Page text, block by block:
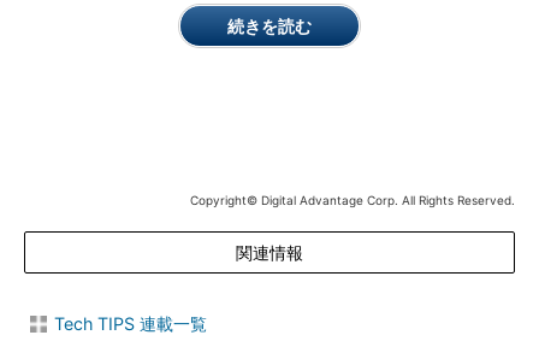
「おなじ」／「くりかえし」／「どう」
■関連リンク
特殊文字・記号や罫線文字の入力一覧表
顔文字を入力するには
続きを読む
Copyright© Digital Advantage Corp. All Rights Reserved.
関連情報
Tech TIPS 連載一覧